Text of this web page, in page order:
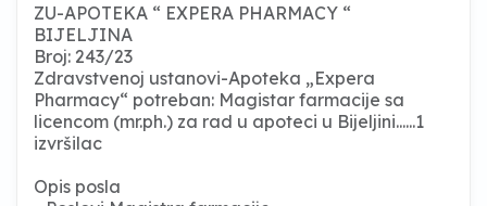
ZU-APOTEKA “ EXPERA PHARMACY “
BIJELJINA
Broj: 243/23
Zdravstvenoj ustanovi-Apoteka „Expera
Pharmacy“ potreban: Magistar farmacije sa
licencom (mr.ph.) za rad u apoteci u Bijeljini......1
izvršilac
Opis posla